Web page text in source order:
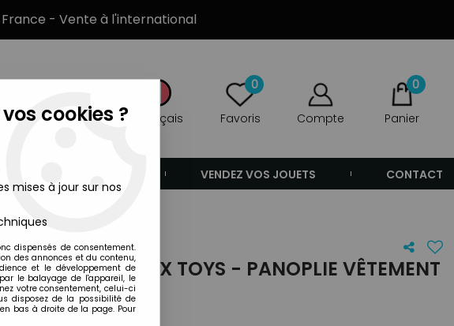
- Vente à l'international
Français
0
Favoris Compte
0
Panier
VENDEZ VOS JOUETS CONTACT
RANGER - MARX TOYS - PANOPLIE VÊTEMENT
cookies ?
mises à jour sur nos
dispensés de consentement.
des annonces et du contenu,
et le développement de
le balayage de l'appareil, le
votre consentement, celui-ci
disposez de la possibilité de
bas à droite de la page. Pour